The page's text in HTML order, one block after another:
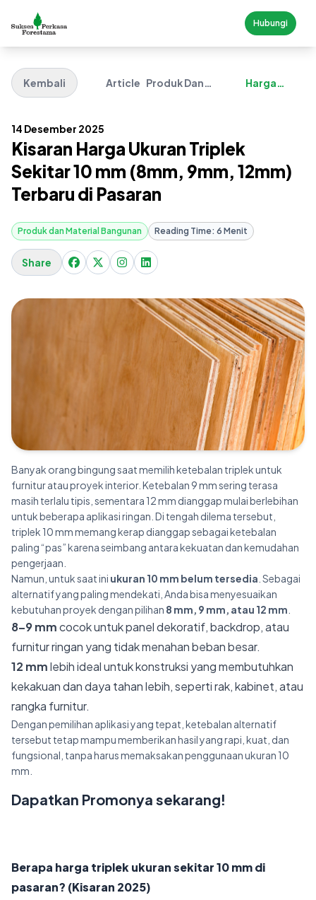
Hubungi
Kembali Article Produk Dan
Harga
14 Desember 2025
Kisaran Harga Ukuran Triplek
Sekitar 10 mm (8mm, 9mm, 12mm)
Terbaru di Pasaran
Produk dan Material Bangunan Reading Time: 6 Menit
Share
Banyak orang bingung saat memilih ketebalan triplek untuk
furnitur atau proyek interior. Ketebalan 9 mm sering terasa
masih terlalu tipis, sementara 12 mm dianggap mulai berlebihan
untuk beberapa aplikasi ringan. Di tengah dilema tersebut,
triplek 10 mm memang kerap dianggap sebagai ketebalan
paling “pas” karena seimbang antara kekuatan dan kemudahan
pengerjaan.
Namun, untuk saat ini ukuran 10 mm belum tersedia . Sebagai
alternatif yang paling mendekati, Anda bisa menyesuaikan
kebutuhan proyek dengan pilihan 8 mm, 9 mm, atau 12 mm
8–9 mmcocok untuk panel dekoratif, backdrop, atau
furnitur ringan yang tidak menahan beban besar.
12 mmlebih ideal untuk konstruksi yang membutuhkan
kekakuan dan daya tahan lebih, seperti rak, kabinet, atau
rangka furnitur.
Dengan pemilihan aplikasi yang tepat, ketebalan alternatif
tersebut tetap mampu memberikan hasil yang rapi, kuat, dan
fungsional, tanpa harus memaksakan penggunaan ukuran 10
mm.
Dapatkan Promonya sekarang!
Berapa harga triplek ukuran sekitar 10 mm di
pasaran? (Kisaran 2025)